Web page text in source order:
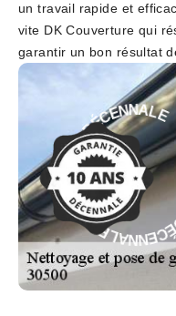
un travail rapide et
vite DK Couverture qui
garantir un bon résultat
G
A
R
A
N
T
I
E
D
É
C
E
NNALE - G
N
A
L
E
-